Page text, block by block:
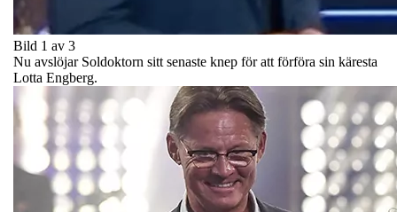
Bild 1 av 3
Nu avslöjar Soldoktorn sitt senaste knep för att förföra sin käresta
Lotta Engberg.